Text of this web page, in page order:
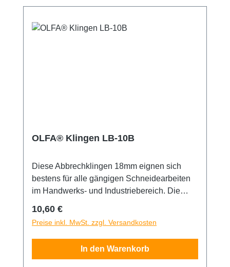
und Haltbarkeit - das garantiert scharfe
Abbrechsegmente pro Klinge. Die
OLFA® Klingen LB-10B
Diese Abbrechklingen 18mm eignen sich
bestens für alle gängigen Schneidearbeiten
im Handwerks- und Industriebereich. Die
hochwertigem Karbonwerkzeugstahl
hergestellt, der im bewährten mehrstufigen
OLFA-Produktionsprozess bearbeitet wurde
und so für unvergleichliche Schärfe und
Regulärer Preis:
10,60 €
Preise inkl. MwSt. zzgl. Versandkosten
In den Warenkorb